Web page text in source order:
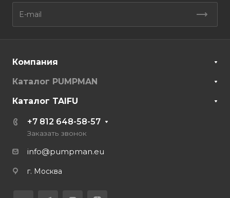
Компания
Каталог PUMPMAN
Каталог TAIFU
+7 812 648-58-57
Заказать звонок
info@pumpman.eu
г. Москва